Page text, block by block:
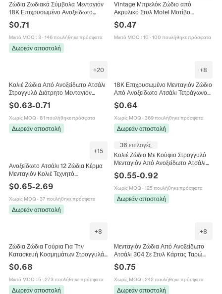
Ζώδια Ζωδιακά Σύμβολα Μενταγιόν
18K Επιχρυσωμένο Ανοξείδωτο
Ατσάλι Γαλλικό Ρετρό Γυαλισμένο
Αξεσουάρ Κατασκευής Κοσμημάτων
DIY
$0.71
Μικτό MOQ : 3· 146 πουλήθηκε πρόσφατα
Δωρεάν αποστολή
Vintage Μπρελόκ Ζώδιο από
Ακρυλικό Στυλ Motel Μοτίβο
Μάρμαρο Ετικέτα Αστερισμού για
Τσάντα DIY Κόσμημα Δώρο
$0.47
Μικτό MOQ : 10 · 100 πουλήθηκε πρόσφατα
+20
Κολιέ Ζώδια Από Ανοξείδωτο Ατσάλι
Στρογγυλό Διάτρητο Μενταγιόν
Σύμβολο Αστερισμού Ρετρό
Μινιμαλιστικό Κόσμημα Γυναικείο
$0.63-0.71
Χωρίς MOQ · 81 πουλήθηκε πρόσφατα
Δωρεάν αποστολή
+8
18K Επιχρυσωμένο Μενταγιόν Ζώδιο
Από Ανοξείδωτο Ατσάλι Τετράγωνο
Σύμβολο Αστερισμού Κοσμήματα
DIY Για Γυναίκες
$0.64
Χωρίς MOQ · 369 πουλήθηκε πρόσφατα
Δωρεάν αποστολή
+15
Ανοξείδωτο Ατσάλι 12 Ζώδια Κέρμα
Μενταγιόν Κολιέ Τεχνητό
Μαργαριτάρι Ένθετο Μαργαριταριού
Χρυσό Στρας Κοσμήματα
$0.65-2.69
Χωρίς MOQ · 37 πουλήθηκε πρόσφατα
Δωρεάν αποστολή
36 επιλογές
Κολιέ Ζώδιο Με Κούφιο Στρογγυλό
Μενταγιόν Από Ανοξείδωτο Ατσάλι
304 Γυαλισμένο Μινιμαλιστικό
Κόσμημα Για Γυναίκες Άνδρες
$0.55-0.92
Χωρίς MOQ · 125 πουλήθηκε πρόσφατα
Δωρεάν αποστολή
+8
Ζώδια Ζώδια Γούρια Για Την
Κατασκευή Κοσμημάτων Στρογγυλά
Κοίλα Χάλκινα Μενταγιόν Με Κυβική
Ζιρκονία Αστρολογία DIY
$0.68
Μικτό MOQ : 5· 273 πουλήθηκε πρόσφατα
Δωρεάν αποστολή
+8
Μενταγιόν Ζώδια Από Ανοξείδωτο
Ατσάλι 304 Σε Στυλ Κάρτας Ταρώ
Ορθογώνιο Vintage Εξαρτήματα
Κοσμημάτων Για Γυναίκες
$0.75
Χωρίς MOQ · 242 πουλήθηκε πρόσφατα
Δωρεάν αποστολή